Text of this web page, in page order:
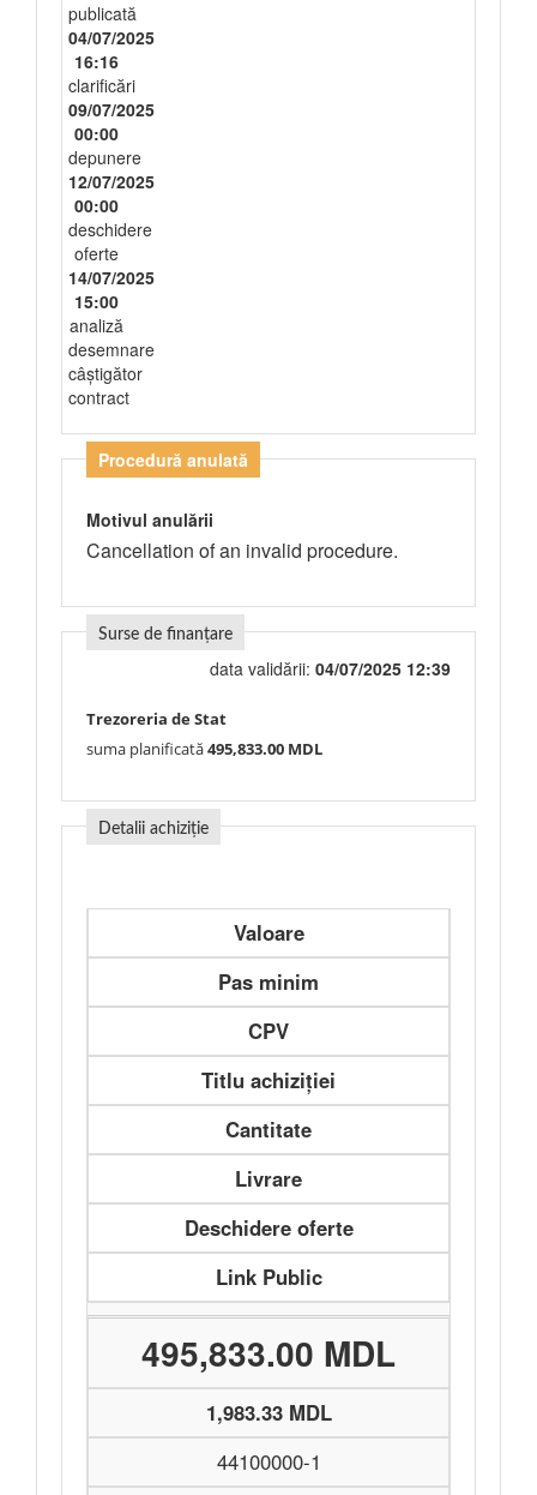
publicată
04/07/2025
16:16
clarificări
09/07/2025
00:00
depunere
12/07/2025
00:00
deschidere
oferte
14/07/2025
15:00
analiză
desemnare
câștigător
contract
Procedură anulată
Motivul anulării
Cancellation of an invalid procedure.
Surse de finanțare
data validării: 04/07/2025 12:39
Trezoreria de Stat
suma planificată495,833.00 MDL
Detalii achiziție
Valoare
Pas minim
CPV
Titlu achiziției
Cantitate
Livrare
Deschidere oferte
Link Public
495,833.00 MDL
1,983.33 MDL
44100000-1